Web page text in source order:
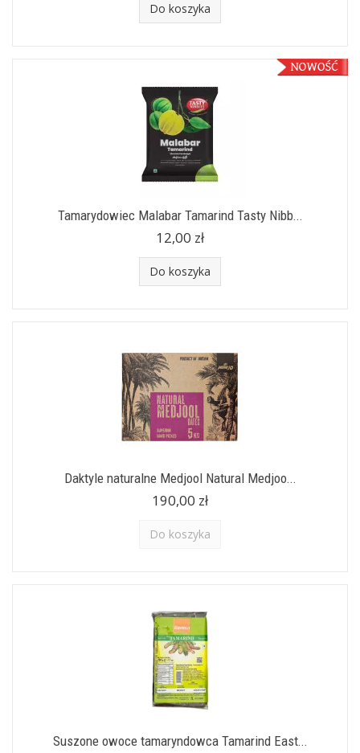
Do koszyka
Tamarydowiec Malabar Tamarind Tasty Nibb...
12,00 zł
Do koszyka
Daktyle naturalne Medjool Natural Medjoo...
190,00 zł
Do koszyka
Suszone owoce tamaryndowca Tamarind East...